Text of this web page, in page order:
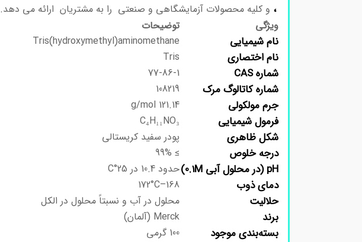
، و کلیه محصولات آزمایشگاهی و صنعتی را به مشتریان ارائه می دهد.
ویژگی
توضیحات
نام شیمیایی Tris(hydroxymethyl)aminomethane
نام اختصاری Tris
شماره CAS 77-86-1
شماره کاتالوگ مرک 108219
جرم مولکولی 121.14 g/mol
فرمول شیمیایی C₄H₁₁NO₃
شکل ظاهری پودر سفید کریستالی
درجه خلوص ≥ 99%
pH (در محلول آبی 0.1M) حدود 10.4 در 25°C
دمای ذوب 168–172°C
حلالیت محلول در آب و نسبتاً محلول در الکل
برند Merck (آلمان)
بسته‌بندی موجود 100 گرمی